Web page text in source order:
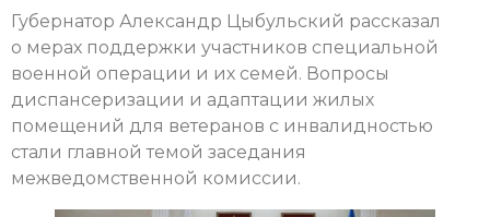
Губернатор Александр Цыбульский рассказал
о мерах поддержки участников специальной
военной операции и их семей. Вопросы
диспансеризации и адаптации жилых
помещений для ветеранов с инвалидностью
стали главной темой заседания
межведомственной комиссии.